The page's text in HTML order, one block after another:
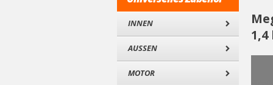
INNEN
AUSSEN
MOTOR
1,4